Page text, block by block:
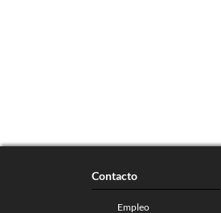
Contacto
Empleo